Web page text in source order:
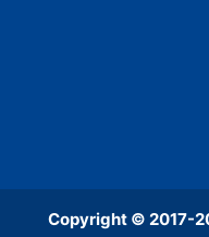
Copyright © 2017-